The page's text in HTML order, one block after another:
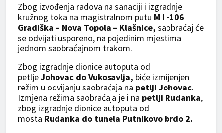
Zbog izvođenja radova na sanaciji i izgradnje
kružnog toka na magistralnom putu M I -106
Gradiška – Nova Topola – Klašnice, saobraćaj će
se odvijati usporeno, na pojedinim mjestima
jednom saobraćajnom trakom.
Zbog izgradnje dionice autoputa od
petljeJohovac do Vukosavlja, biće izmijenjen
režim u odvijanju saobraćaja na petlji Johovac.
Izmjena režima saobraćaja je i na petlji Rudanka,
zbog izgradnje dionice autoputa od
mosta Rudanka do tunela Putnikovo brdo 2.